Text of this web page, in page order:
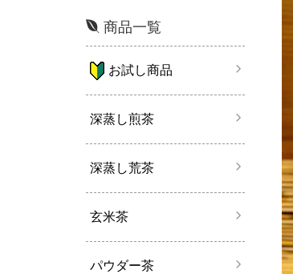
商品一覧
お試し商品
深蒸し煎茶
深蒸し荒茶
玄米茶
パウダー茶